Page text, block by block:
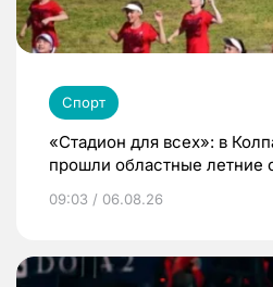
Спорт
«Стадион для всех»: в
прошли областные летние
09:03 / 06.08.26